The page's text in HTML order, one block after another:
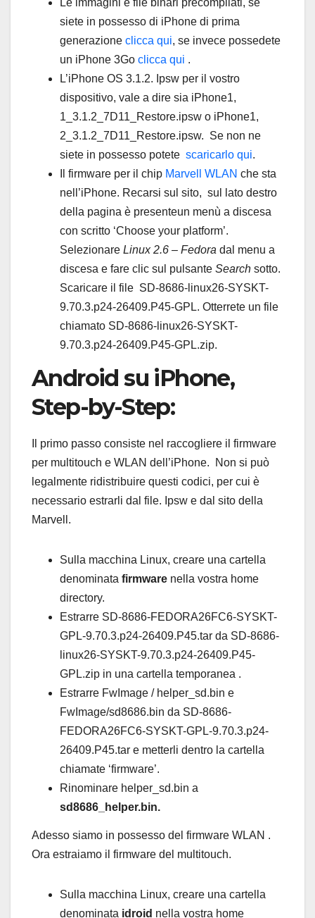
Le immagini e file binari precompilati, se
siete in possesso di iPhone di prima
generazione clicca qui, se invece possedete
un iPhone 3Go clicca qui .
L’iPhone OS 3.1.2. Ipsw per il vostro
dispositivo, vale a dire sia iPhone1,
1_3.1.2_7D11_Restore.ipsw o iPhone1,
2_3.1.2_7D11_Restore.ipsw. Se non ne
siete in possesso potete scaricarlo qui.
Il firmware per il chip Marvell WLAN che sta
nell’iPhone. Recarsi sul sito, sul lato destro
della pagina è presenteun menù a discesa
con scritto ‘Choose your platform’.
Selezionare Linux 2.6 – Fedora dal menu a
discesa e fare clic sul pulsante Search sotto.
Scaricare il file SD-8686-linux26-SYSKT-
9.70.3.p24-26409.P45-GPL. Otterrete un file
chiamato SD-8686-linux26-SYSKT-
9.70.3.p24-26409.P45-GPL.zip.
Android su iPhone,
Step-by-Step:
Il primo passo consiste nel raccogliere il firmware
per multitouch e WLAN dell’iPhone. Non si può
legalmente ridistribuire questi codici, per cui è
necessario estrarli dal file. Ipsw e dal sito della
Marvell.
Sulla macchina Linux, creare una cartella
denominata firmware nella vostra home
directory.
Estrarre SD-8686-FEDORA26FC6-SYSKT-
GPL-9.70.3.p24-26409.P45.tar da SD-8686-
linux26-SYSKT-9.70.3.p24-26409.P45-
GPL.zip in una cartella temporanea .
Estrarre FwImage / helper_sd.bin e
FwImage/sd8686.bin da SD-8686-
FEDORA26FC6-SYSKT-GPL-9.70.3.p24-
26409.P45.tar e metterli dentro la cartella
chiamate ‘firmware’.
Rinominare helper_sd.bin a
sd8686_helper.bin.
Adesso siamo in possesso del firmware WLAN .
Ora estraiamo il firmware del multitouch.
Sulla macchina Linux, creare una cartella
denominata idroid nella vostra home